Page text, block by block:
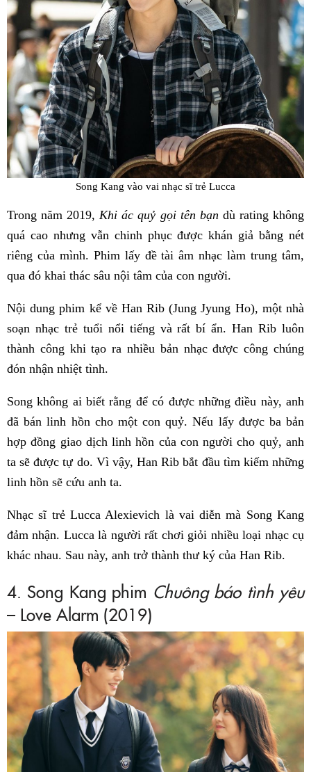
Song Kang vào vai nhạc sĩ trẻ Lucca
Trong năm 2019,Khi ác quỷ gọi tên bạn dù rating không
quá cao nhưng vẫn chinh phục được khán giả bằng nét
riêng của mình. Phim lấy đề tài âm nhạc làm trung tâm,
qua đó khai thác sâu nội tâm của con người.
Nội dung phim kể về Han Rib (Jung Jyung Ho), một nhà
soạn nhạc trẻ tuổi nổi tiếng và rất bí ẩn. Han Rib luôn
thành công khi tạo ra nhiều bản nhạc được công chúng
đón nhận nhiệt tình.
Song không ai biết rằng để có được những điều này, anh
đã bán linh hồn cho một con quỷ. Nếu lấy được ba bản
hợp đồng giao dịch linh hồn của con người cho quỷ, anh
ta sẽ được tự do. Vì vậy, Han Rib bắt đầu tìm kiếm những
linh hồn sẽ cứu anh ta.
Nhạc sĩ trẻ Lucca Alexievich là vai diễn mà Song Kang
đảm nhận. Lucca là người rất chơi giỏi nhiều loại nhạc cụ
khác nhau. Sau này, anh trở thành thư ký của Han Rib.
4. Song Kang phim Chuông báo tình yêu
– Love Alarm (2019)